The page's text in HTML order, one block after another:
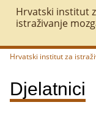
Hrvatski institut
istraživanje
Hrvatski institut za
Djelatnici
Povratak